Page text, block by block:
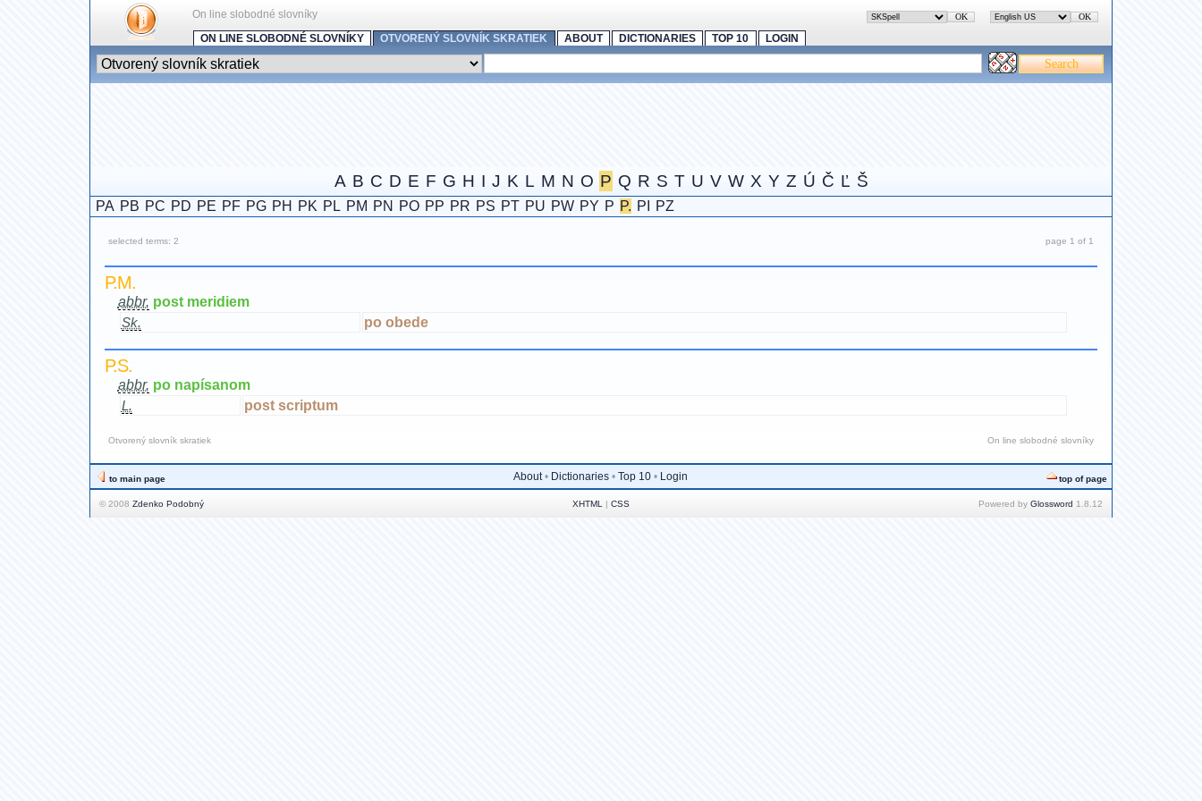
On line slobodné slovníky
ON LINE SLOBODNÉ SLOVNÍKY
OTVORENÝ SLOVNÍK SKRATIEK ABOUT DICTIONARIES TOP 10 LOGIN
A B C D E F G H I J K L M N O P Q R S T U V W X Y Z Ú Č Ľ Š
PA PB PC PD PE PF PG PH PK PL PM PN PO PP PR PS PT PU PW PY P P. PI PZ
selected terms: 2 page 1 of 1
P.M.
abbr. post meridiem
Sk. po obede
P.S.
abbr. po napísanom
L. post scriptum
Otvorený slovník skratiek On line slobodné slovníky
to main page About• Dictionaries •Top 10 • Login top of page
© 2008 Zdenko Podobný XHTML | CSS Powered by Glossword 1.8.12